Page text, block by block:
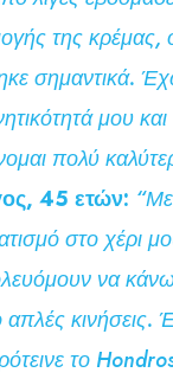
της κρέμας,
σημαντικά.
μου και
πολύ
45 ετών:
στο χέρι
να
απλές κινήσεις.
το